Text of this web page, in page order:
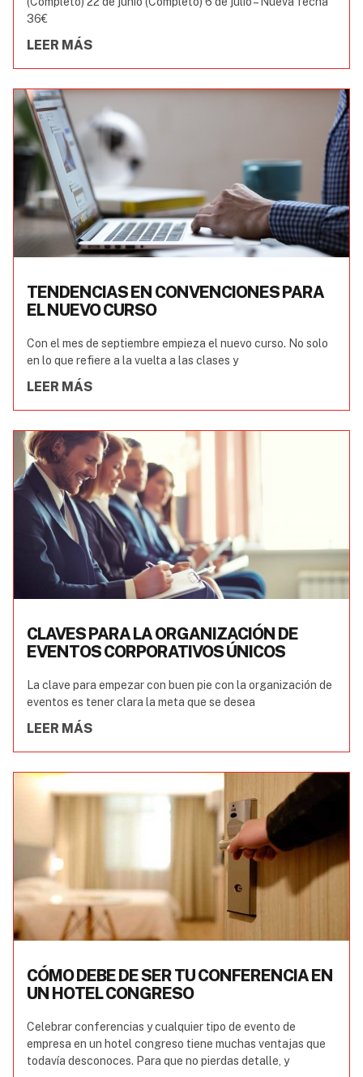
36€
LEER MÁS
TENDENCIAS EN CONVENCIONES PARA
EL NUEVO CURSO
Con el mes de septiembre empieza el nuevo curso. No solo
en lo que refiere a la vuelta a las clases y
LEER MÁS
CLAVES PARA LA ORGANIZACIÓN DE
EVENTOS CORPORATIVOS ÚNICOS
La clave para empezar con buen pie con la organización de
eventos es tener clara la meta que se desea
LEER MÁS
CÓMO DEBE DE SER TU CONFERENCIA EN
UN HOTEL CONGRESO
Celebrar conferencias y cualquier tipo de evento de
empresa en un hotel congreso tiene muchas ventajas que
todavía desconoces. Para que no pierdas detalle, y